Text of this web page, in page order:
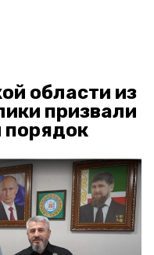
области из
призвали
порядок